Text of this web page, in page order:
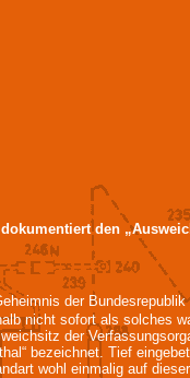
den
der
nicht sofort als solches
der
bezeichnet. Tief
wohl einmalig auf